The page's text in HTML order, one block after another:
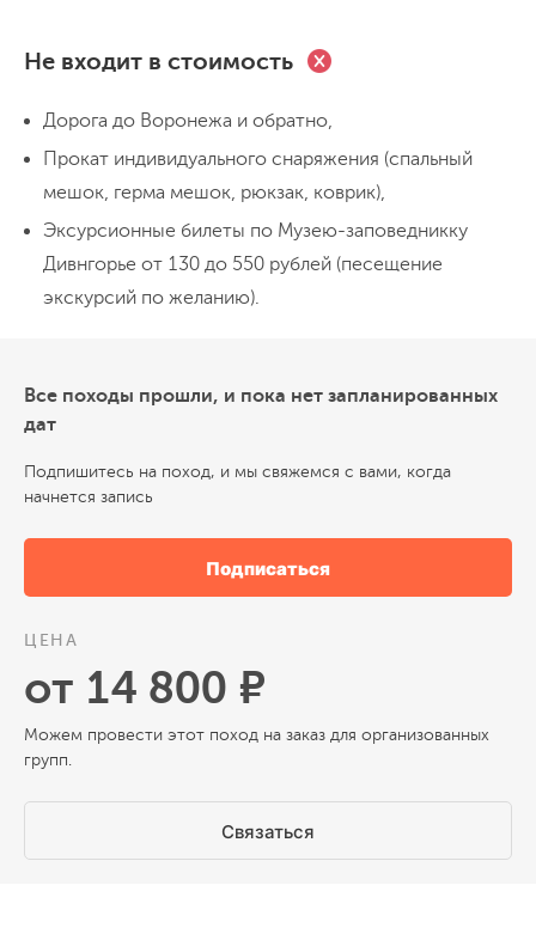
Наша водная часть пути закончена, начинается
несколько экскурсий, храм и пещерные городища,
узнаем много интересного о палеонтологической,
археологической и этнографической истории этого
места. Весь день мы проведем в этой локации, с
перерывом на обед. Вечером нас ждет праздничный
ужин и песни у костра.
День 4
Гора и пещера Шатрище,
заключительный день
собираем свои вещи. Сегодня у нас радиальный
выход в пещеру Шатрище. Садимся в наш автобус и
едем к подножию горы Шатрище, там мы
отправляемся исследовать древний пещерный
монастырь. Сразу после экскурсии мы отправляемся
на трансфере в Воронеж, к поезду.
Не входит в стоимость
Дорога до Воронежа и обратно,
Прокат индивидуального снаряжения (спальный
мешок, герма мешок, рюкзак, коврик),
Эксурсионные билеты по Музею-заповедникку
Дивнгорье от 130 до 550 рублей (песещение
экскурсий по желанию).
Все походы прошли, и пока нет запланированных
дат
Подпишитесь на поход, и мы свяжемся с вами, когда
начнется запись
Подписаться
ЦЕНА
от 14 800 ₽
Можем провести этот поход на заказ для организованных
групп.
Связаться